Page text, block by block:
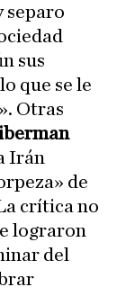
separo
sus
que se le
Otras
Irán
de
crítica no
lograron
del